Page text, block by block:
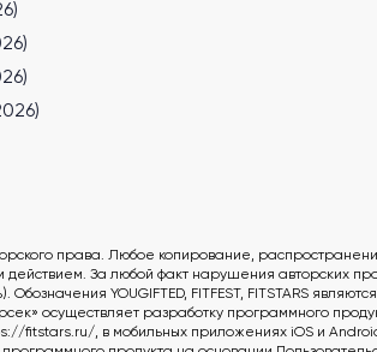
права. Любое копирование,
За любой факт нарушения авторских
YOUGIFTED, FITFEST, FITSTARS
осуществляет разработку программного
, в мобильных приложениях iOS и